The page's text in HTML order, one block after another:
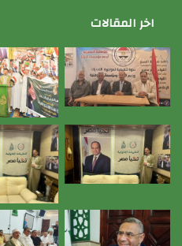
اخر المقالات